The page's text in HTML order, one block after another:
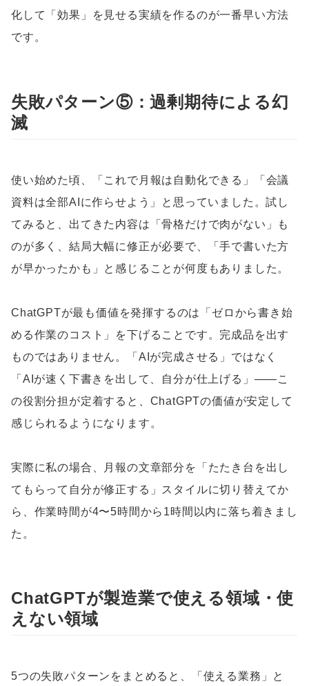
化して「効果」を見せる実績を作るのが一番早い方法
です。
失敗パターン⑤：過剰期待による幻
滅
使い始めた頃、「これで月報は自動化できる」「会議
資料は全部AIに作らせよう」と思っていました。試し
てみると、出てきた内容は「骨格だけで肉がない」も
のが多く、結局大幅に修正が必要で、「手で書いた方
が早かったかも」と感じることが何度もありました。
ChatGPTが最も価値を発揮するのは「ゼロから書き始
める作業のコスト」を下げることです。完成品を出す
ものではありません。「AIが完成させる」ではなく
「AIが速く下書きを出して、自分が仕上げる」——こ
の役割分担が定着すると、ChatGPTの価値が安定して
感じられるようになります。
実際に私の場合、月報の文章部分を「たたき台を出し
てもらって自分が修正する」スタイルに切り替えてか
ら、作業時間が4〜5時間から1時間以内に落ち着きまし
た。
ChatGPTが製造業で使える領域・使
えない領域
5つの失敗パターンをまとめると、「使える業務」と